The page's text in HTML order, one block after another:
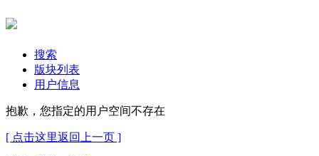
搜索
版块列表
用户信息
抱歉，您指定的用户空间不存在
[ 点击这里返回上一页 ]